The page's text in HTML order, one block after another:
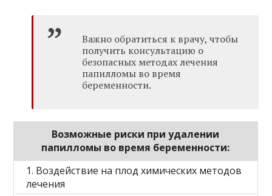
Важно обратиться к врачу, чтобы
получить консультацию о
безопасных методах лечения
папилломы во время
беременности.
Возможные риски при удалении
папилломы во время беременности:
1. Воздействие на плод химических методов
лечения